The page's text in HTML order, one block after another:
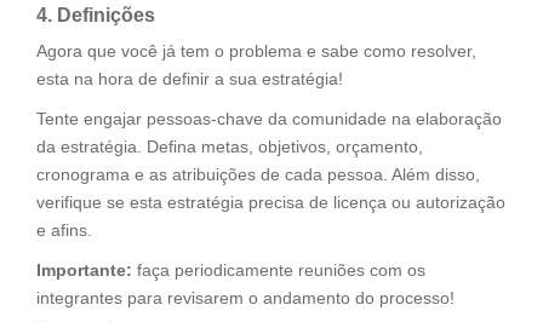
4. Definições
Agora que você já tem o problema e sabe como resolver,
esta na hora de definir a sua estratégia!
Tente engajar pessoas-chave da comunidade na elaboração
da estratégia. Defina metas, objetivos, orçamento,
cronograma e as atribuições de cada pessoa. Além disso,
verifique se esta estratégia precisa de licença ou autorização
e afins.
Importante: faça periodicamente reuniões com os
integrantes para revisarem o andamento do processo!